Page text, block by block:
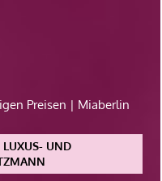
Preisen | Miaberlin
LUXUS- UND